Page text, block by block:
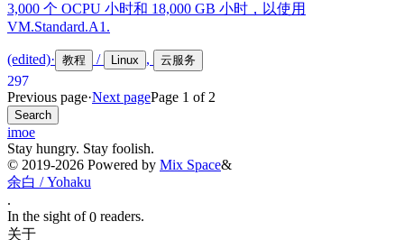
3,000 个 OCPU 小时和 18,000 GB 小时，以使用
VM.Standard.A1.
(edited)· 教程 / Linux , 云服务
297
Previous page·Next pagePage 1 of 2
Search
imoe
Stay hungry. Stay foolish.
© 2019-2026 Powered by Mix Space&
余白 / Yohaku
.
In the sight of0 readers.
关于